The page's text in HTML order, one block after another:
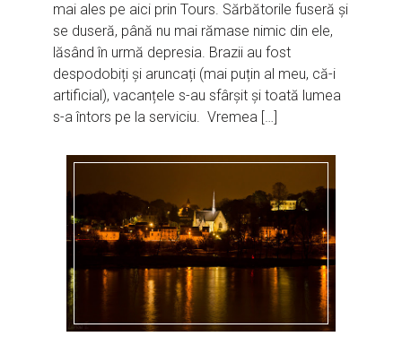
mai ales pe aici prin Tours. Sărbătorile fuseră și
se duseră, până nu mai rămase nimic din ele,
lăsând în urmă depresia. Brazii au fost
despodobiți și aruncați (mai puțin al meu, că-i
artificial), vacanțele s-au sfârșit și toată lumea
s-a întors pe la serviciu. Vremea […]